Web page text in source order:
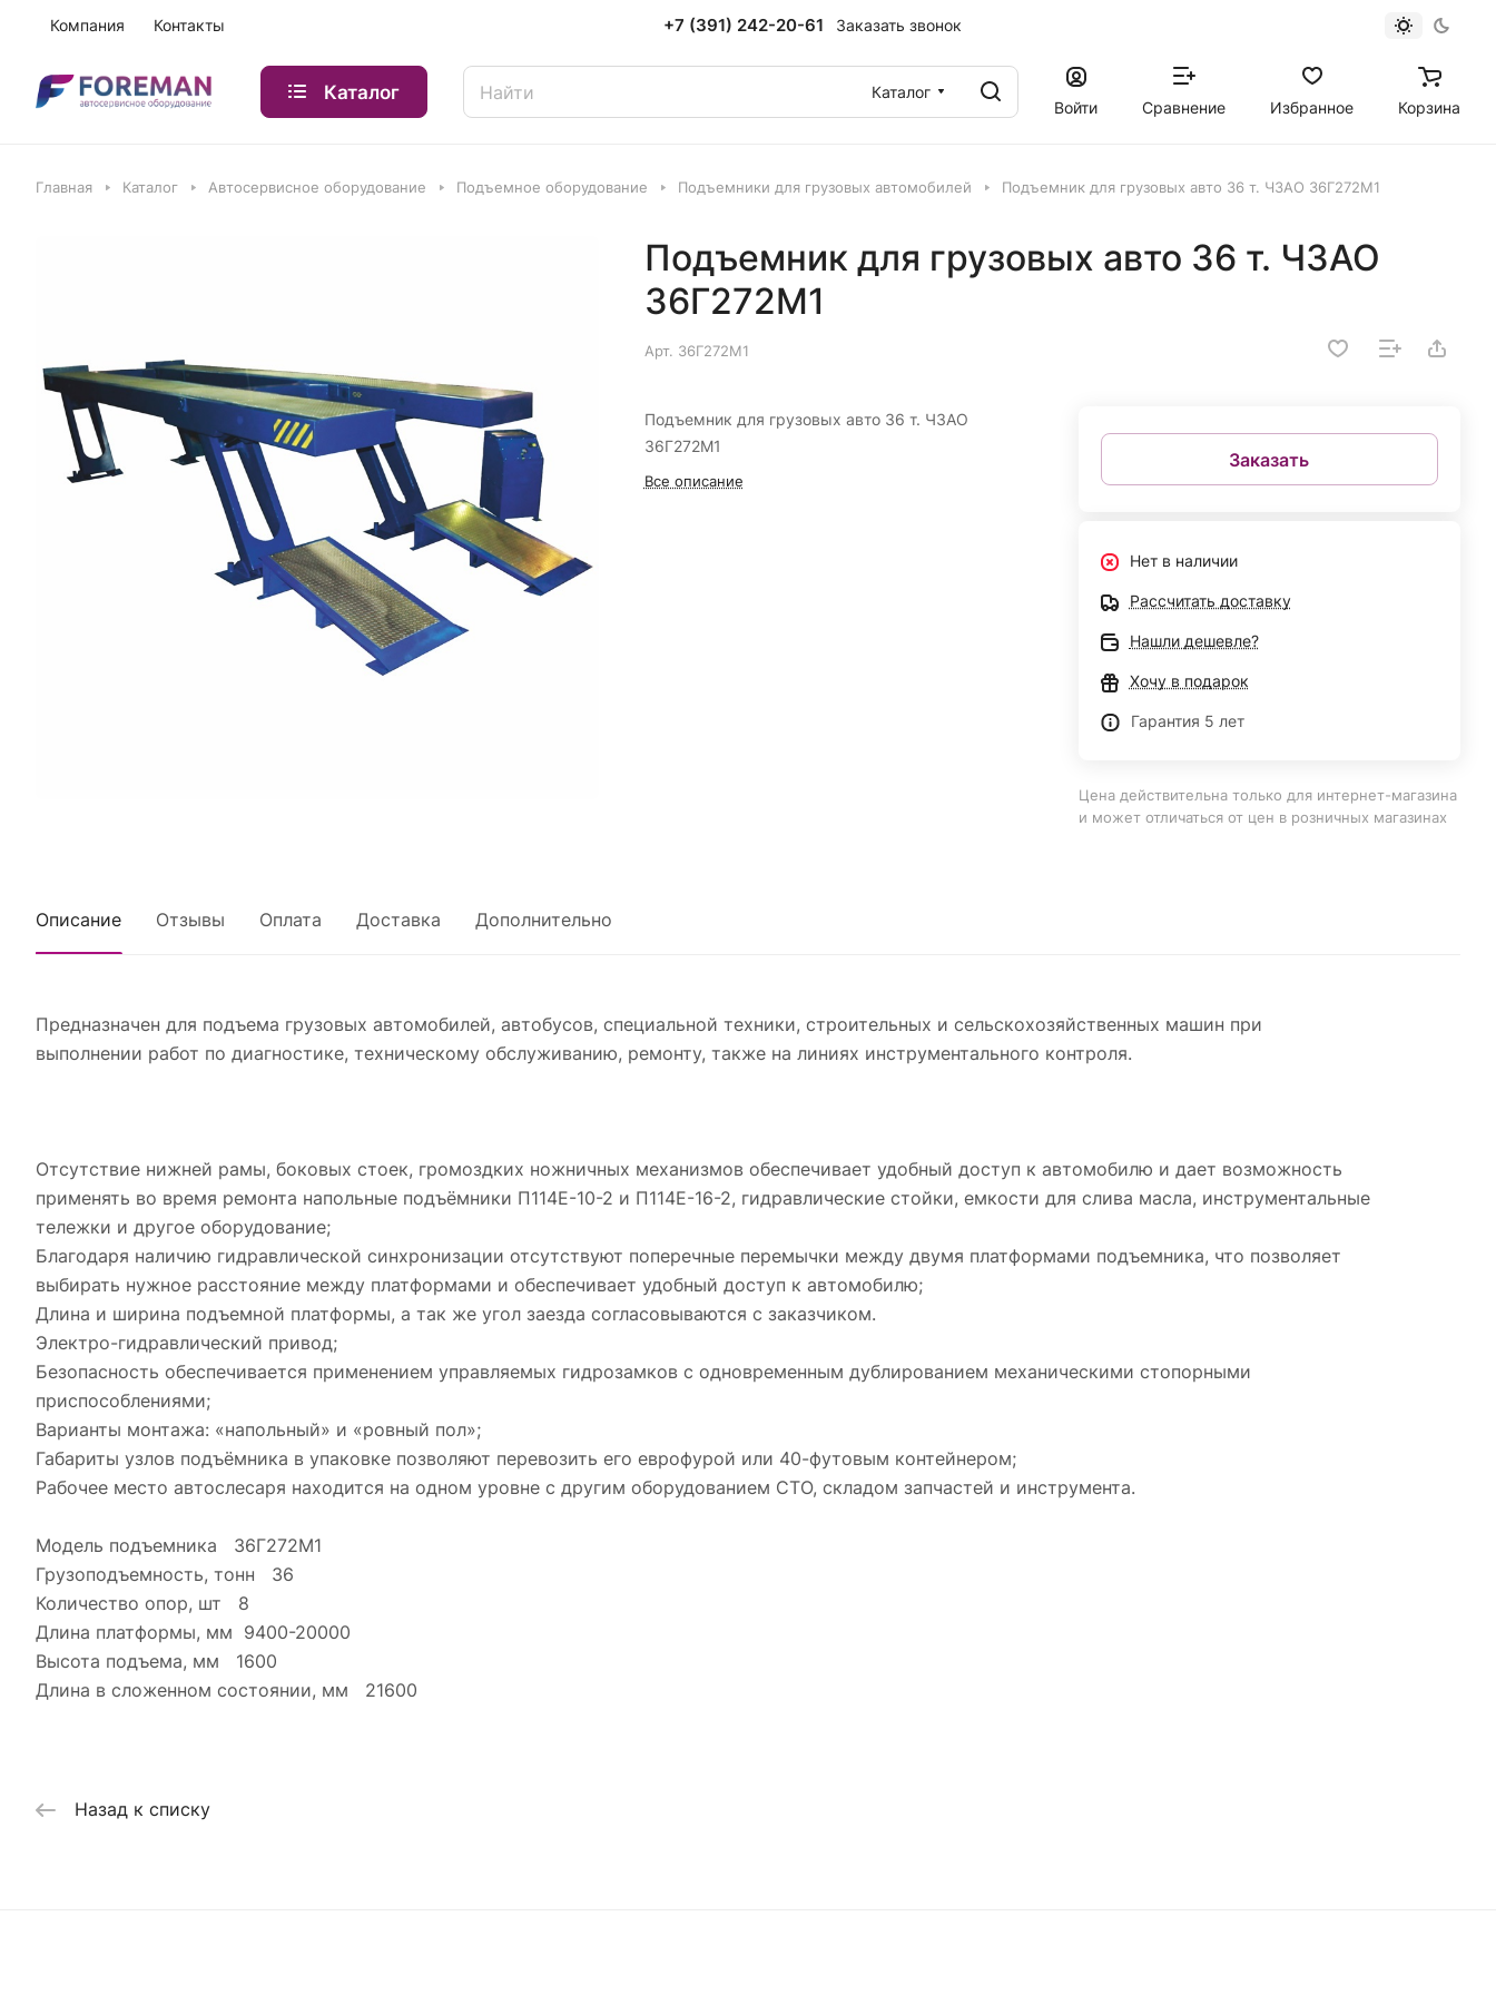
Компания Контакты +7 (391) 242-20-61 Заказать звонок
Каталог
Каталог
Войти
Сравнение Избранное Корзина
Главная Каталог Автосервисное оборудование Подъемное оборудование Подъемники для грузовых автомобилей Подъемник для грузовых авто 36 т. ЧЗАО 36Г272М1
Подъемник для грузовых авто 36 т. ЧЗАО
36Г272М1
Арт. 36Г272М1
Подъемник для грузовых авто 36 т. ЧЗАО
36Г272М1
Все описание
Заказать
Нет в наличии
Рассчитать доставку
Нашли дешевле?
Хочу в подарок
Гарантия 5 лет
Цена действительна только для интернет-магазина
и может отличаться от цен в розничных магазинах
Описание Отзывы Оплата Доставка Дополнительно
Предназначен для подъема грузовых автомобилей, автобусов, специальной техники, строительных и сельскохозяйственных машин при
выполнении работ по диагностике, техническому обслуживанию, ремонту, также на линиях инструментального контроля.
Отсутствие нижней рамы, боковых стоек, громоздких ножничных механизмов обеспечивает удобный доступ к автомобилю и дает возможность
применять во время ремонта напольные подъёмники П114Е-10-2 и П114Е-16-2, гидравлические стойки, емкости для слива масла, инструментальные
тележки и другое оборудование;
Благодаря наличию гидравлической синхронизации отсутствуют поперечные перемычки между двумя платформами подъемника, что позволяет
выбирать нужное расстояние между платформами и обеспечивает удобный доступ к автомобилю;
Длина и ширина подъемной платформы, а так же угол заезда согласовываются с заказчиком.
Электро-гидравлический привод;
Безопасность обеспечивается применением управляемых гидрозамков с одновременным дублированием механическими стопорными
приспособлениями;
Варианты монтажа: «напольный» и «ровный пол»;
Габариты узлов подъёмника в упаковке позволяют перевозить его еврофурой или 40-футовым контейнером;
Рабочее место автослесаря находится на одном уровне с другим оборудованием СТО, складом запчастей и инструмента.
Модель подъемника 36Г272М1
Грузоподъемность, тонн 36
Количество опор, шт 8
Длина платформы, мм 9400-20000
Высота подъема, мм 1600
Длина в сложенном состоянии, мм 21600
Назад к списку